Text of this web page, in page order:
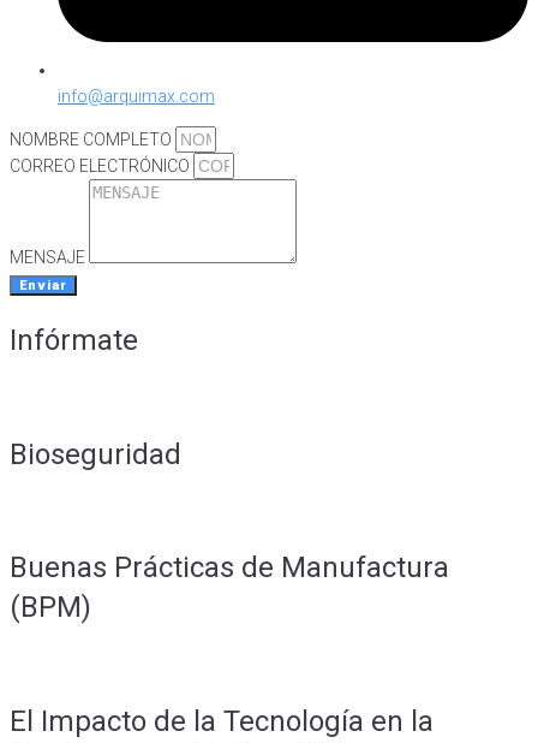
info@arquimax.com
NOMBRE COMPLETO
CORREO ELECTRÓNICO
MENSAJE
Enviar
Infórmate
Bioseguridad
Buenas Prácticas de Manufactura
(BPM)
El Impacto de la Tecnología en la